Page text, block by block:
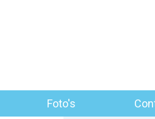
Foto's